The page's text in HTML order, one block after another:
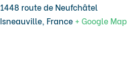
1448 route de Neufchâtel
Isneauville, France + Google Map